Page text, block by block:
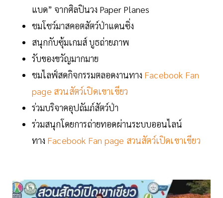
แบด” จากศิลปินวง Paper Planes
ชมโชว์มาสคอตสัตว์ป่าแดนซิ่ง
สนุกกับซุ้มเกมส์ บูธถ่ายภาพ
รับของขวัญมากมาย
ชมไลฟ์สดกิจกรรมตลอดงานทาง Facebook Fan
page สวนสัตว์เปิดเขาเขียว
ร่วมบริจาคอุปถัมภ์สัตว์ป่า
ร่วมสนุกโดยการถ่ายทอดผ่านระบบออนไลน์
ทาง Facebook Fan page สวนสัตว์เปิดเขาเขียว